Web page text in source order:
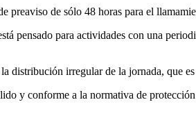
de sólo 48 horas para el
pensado para actividades con una
distribución irregular de la jornada, que
y conforme a la normativa de